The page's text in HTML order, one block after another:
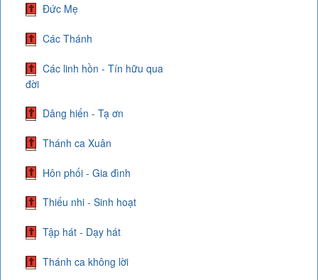
Đức Mẹ
Các Thánh
Các linh hồn - Tín hữu qua
đời
Dâng hiến - Tạ ơn
Thánh ca Xuân
Hôn phối - Gia đình
Thiếu nhi - Sinh hoạt
Tập hát - Dạy hát
Thánh ca không lời